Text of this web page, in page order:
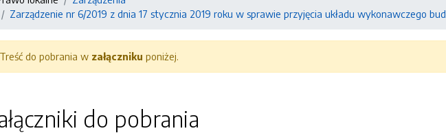
Zarządzenie nr 6/2019 z dnia 17 stycznia 2019 roku w sprawie przyjęcia układu wykonawczego
Treść do pobrania w załączniku poniżej.
do pobrania